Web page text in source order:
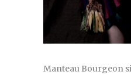
Manteau Bourgeon